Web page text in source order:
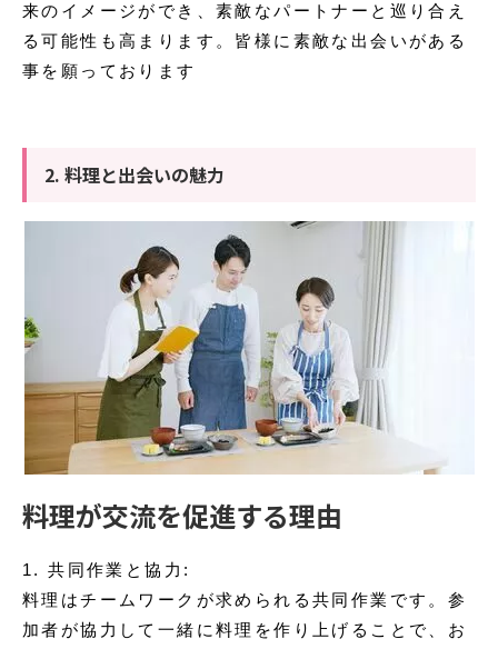
来のイメージができ、素敵なパートナーと巡り合え
る可能性も高まります。皆様に素敵な出会いがある
事を願っております
2. 料理と出会いの魅力
料理が交流を促進する理由
1. 共同作業と協力:
料理はチームワークが求められる共同作業です。参
加者が協力して一緒に料理を作り上げることで、お